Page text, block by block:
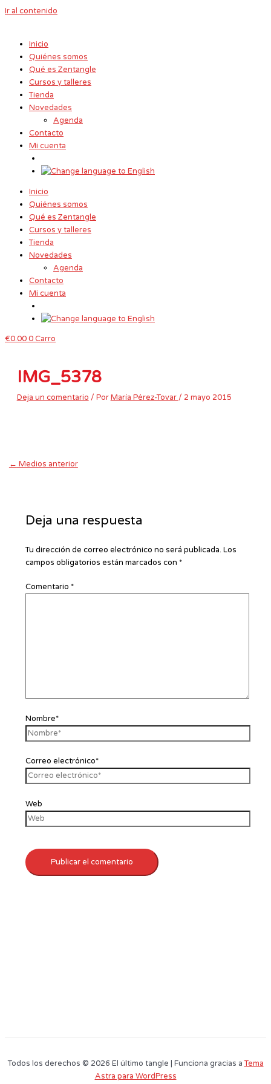
Ir al contenido
Inicio
Quiénes somos
Qué es Zentangle
Cursos y talleres
Tienda
Novedades
Agenda
Contacto
Mi cuenta
Inicio
Quiénes somos
Qué es Zentangle
Cursos y talleres
Tienda
Novedades
Agenda
Contacto
Mi cuenta
€0.000Carro
IMG_5378
Deja un comentario / PorMaría Pérez-Tovar / 2 mayo 2015
← Medios anterior
Deja una respuesta
Tu dirección de correo electrónico no será publicada. Los
campos obligatorios están marcados con *
Comentario *
Nombre*
Correo electrónico*
Web
Todos los derechos © 2026 El último tangle | Funciona gracias aTema
Astra para WordPress